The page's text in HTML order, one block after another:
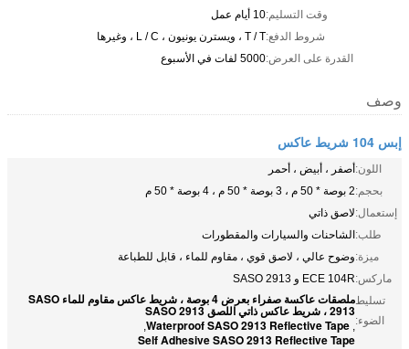
وقت التسليم:10 أيام عمل
شروط الدفع:T / T ، ويسترن يونيون ، L / C ، وغيرها
القدرة على العرض:5000 لفات في الأسبوع
وصف
إبس 104 شريط عاكس
اللون:أصفر ، أبيض ، أحمر
بحجم:2 بوصة * 50 م ، 3 بوصة * 50 م ، 4 بوصة * 50 م
إستعمال:لاصق ذاتي
طلب:الشاحنات والسيارات والمقطورات
ميزة:وضوح عالي ، لاصق قوي ، مقاوم للماء ، قابل للطباعة
ماركس:ECE 104R و SASO 2913
تسليط
الضوء:
ملصقات عاكسة صفراء بعرض 4 بوصة ، شريط عاكس مقاوم للماء SASO
2913 ، شريط عاكس ذاتي اللصق SASO 2913
,
Waterproof SASO 2913 Reflective Tape
,
Self Adhesive SASO 2913 Reflective Tape